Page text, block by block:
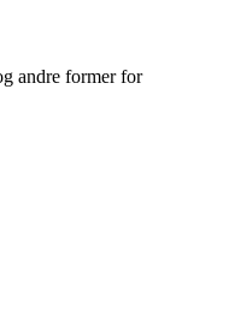
andre former for